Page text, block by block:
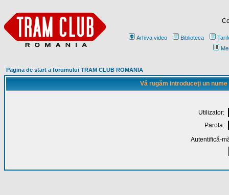
Arhiva video Biblioteca
Pagina de start a forumului TRAM CLUB ROMANIA
Vă rugăm introduceţi un
Utilizator:
Parola:
Autentifică-